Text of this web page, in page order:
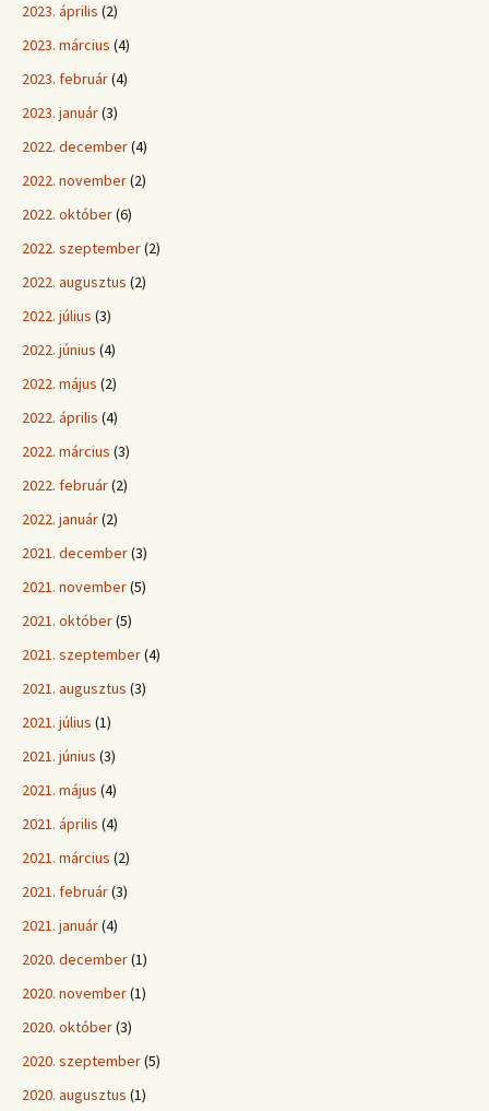
2023. április (2)
2023. március (4)
2023. február(4)
2023. január(3)
2022. december(4)
2022. november(2)
2022. október(6)
2022. szeptember(2)
2022. augusztus (2)
2022. július (3)
2022. június (4)
2022. május (2)
2022. április (4)
2022. március (3)
2022. február(2)
2022. január(2)
2021. december(3)
2021. november(5)
2021. október(5)
2021. szeptember(4)
2021. augusztus (3)
2021. július (1)
2021. június (3)
2021. május (4)
2021. április (4)
2021. március (2)
2021. február(3)
2021. január(4)
2020. december(1)
2020. november(1)
2020. október(3)
2020. szeptember(5)
2020. augusztus (1)